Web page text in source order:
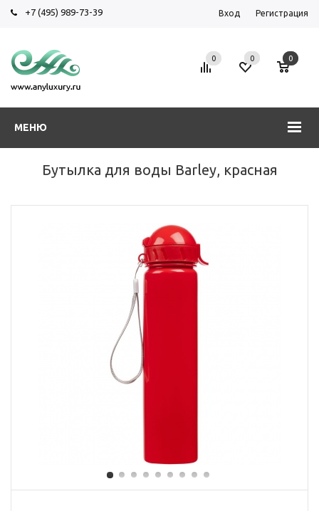
+7 (495) 989-73-39 Вход Регистрация
МЕНЮ
0 0 0
Бутылка для воды Barley, красная